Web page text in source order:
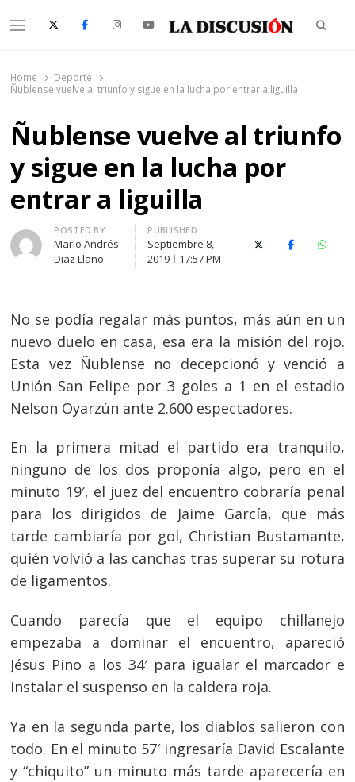
Menu
Home
Deporte
Ñublense vuelve al triunfo y sigue en la lucha por entrar a liguilla
Ñublense vuelve al triunfo
y sigue en la lucha por
entrar a liguilla
Author
POSTED BY
Mario Andrés
Diaz Llano
PUBLISHED
Septiembre 8,
2019
17:57 PM
X (Twitter)Facebook
No se podía regalar más puntos, más aún en un
nuevo duelo en casa, esa era la misión del rojo.
Esta vez Ñublense no decepcionó y venció a
Unión San Felipe por 3 goles a 1 en el estadio
Nelson Oyarzún ante 2.600 espectadores.
En la primera mitad el partido era tranquilo,
ninguno de los dos proponía algo, pero en el
minuto 19′, el juez del encuentro cobraría penal
para los dirigidos de Jaime García, que más
tarde cambiaría por gol, Christian Bustamante,
quién volvió a las canchas tras superar su rotura
de ligamentos.
Cuando parecía que el equipo chillanejo
empezaba a dominar el encuentro, apareció
Jésus Pino a los 34′ para igualar el marcador e
instalar el suspenso en la caldera roja.
Ya en la segunda parte, los diablos salieron con
todo. En el minuto 57′ ingresaría David Escalante
y “chiquito” un minuto más tarde aparecería en